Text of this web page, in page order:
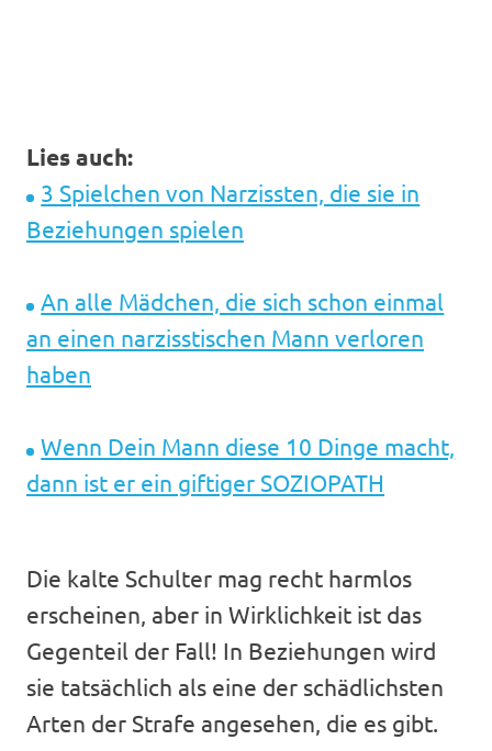
Lies auch:
3 Spielchen von Narzissten, die sie in
Beziehungen spielen
An alle Mädchen, die sich schon einmal
an einen narzisstischen Mann verloren
haben
Wenn Dein Mann diese 10 Dinge macht,
dann ist er ein giftiger SOZIOPATH
Die kalte Schulter mag recht harmlos
erscheinen, aber in Wirklichkeit ist das
Gegenteil der Fall! In Beziehungen wird
sie tatsächlich als eine der schädlichsten
Arten der Strafe angesehen, die es gibt.